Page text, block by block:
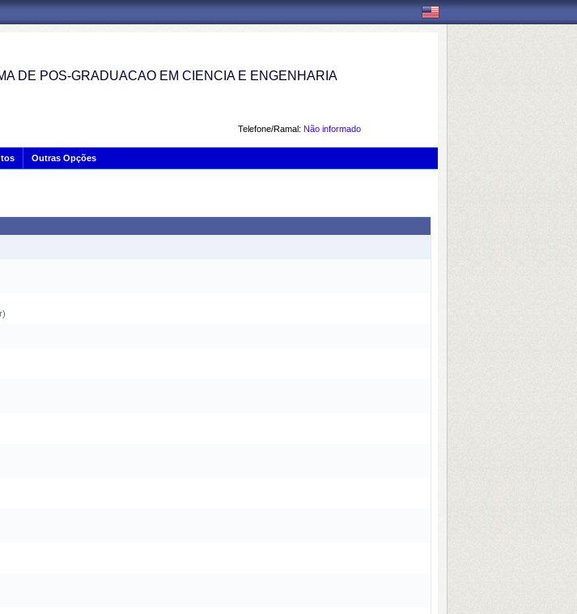
DE POS-GRADUACAO EM CIENCIA E ENGENHARIA
Telefone/Ramal: Não informado
Outras Opções